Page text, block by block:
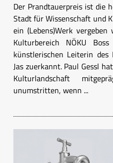
Der Prandtauerpreis ist die
Stadt für Wissenschaft und
ein (Lebens)Werk
Kulturbereich NÖKU
künstlerischen Leiterin des
Jas zuerkannt. Paul Gessl
Kulturlandschaft
unumstritten, wenn ...